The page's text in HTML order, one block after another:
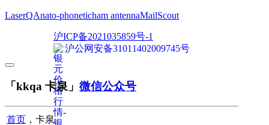
LaserQAnato-phoneticham antennaMailScout
沪ICP备2021035859号-1
沪公网安备31011402009745号
「kkqa 卡泉」 微信公众号
首页 ，卡泉